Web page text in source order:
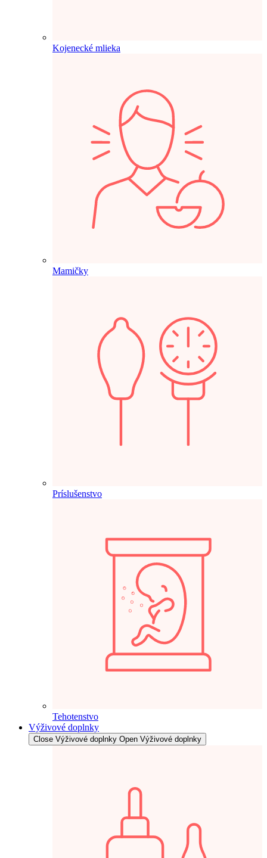
Kojenecké mlieka
Mamičky
Príslušenstvo
Tehotenstvo
Výživové doplnky
Close Výživové doplnky Open Výživové doplnky